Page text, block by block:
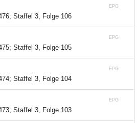
EPG
Staffel 3, Folge 106
EPG
Staffel 3, Folge 105
EPG
Staffel 3, Folge 104
EPG
Staffel 3, Folge 103